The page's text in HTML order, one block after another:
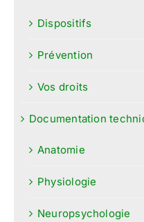
Dispositifs
Prévention
Vos droits
Documentation
Anatomie
Physiologie
Neuropsychologie